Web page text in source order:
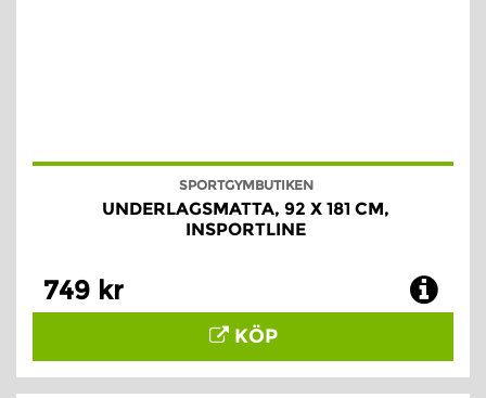
SPORTGYMBUTIKEN
UNDERLAGSMATTA, 92 X 181 CM,
INSPORTLINE
749 kr
KÖP